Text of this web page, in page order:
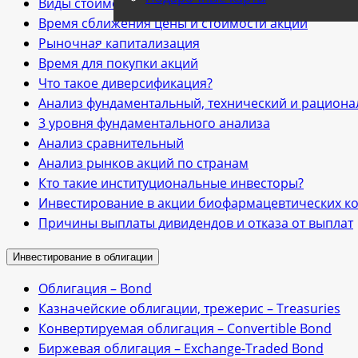
Время сближения цены и стоимости акций
Рыночная капитализация
Время для покупки акций
Что такое диверсификация?
Анализ фундаментальный, технический и
3 уровня фундаментального анализа
Анализ cравнительный
Анализ рынков акций по странам
Кто такие институциональные инвесторы?
Инвестирование в акции биофармацевтических
Причины выплаты дивидендов и отказа от выплат
Инвестирование в облигации
Облигация – Bond
Казначейские облигации, трежериc – Treasuries
Конвертируемая облигация – Convertible Bond
Биржевая облигация – Exchange-Traded Bond